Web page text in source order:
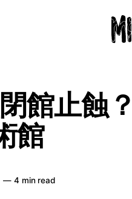
館止蝕
館
—4 min read